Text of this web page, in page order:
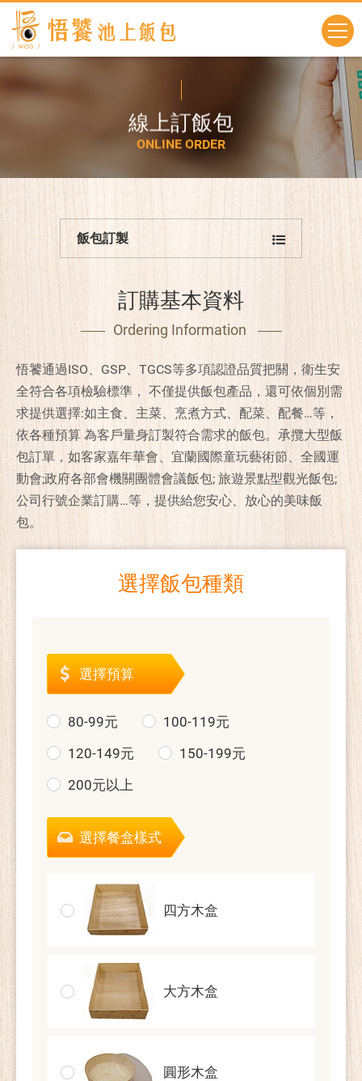
線上訂飯包
ONLINE ORDER
飯包訂製
訂購基本資料
Ordering Information
悟饕通過ISO、GSP、TGCS等多項認證品質把關，衛生安
全符合各項檢驗標準， 不僅提供飯包產品，還可依個別需
求提供選擇:如主食、主菜、烹煮方式、配菜、配餐…等，
依各種預算 為客戶量身訂製符合需求的飯包。承攬大型飯
包訂單，如客家嘉年華會、宜蘭國際童玩藝術節、全國運
動會;政府各部會機關團體會議飯包; 旅遊景點型觀光飯包;
公司行號企業訂購…等，提供給您安心、放心的美味飯
包。
選擇飯包種類
選擇預算
80-99元
100-119元
120-149元
150-199元
200元以上
選擇餐盒樣式
四方木盒
大方木盒
圓形木盒